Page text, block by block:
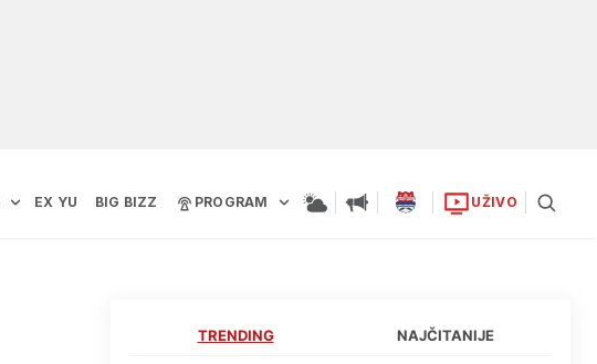
EX YU BIG BIZZ PROGRAM UŽIVO
TRENDING NAJČITANIJE